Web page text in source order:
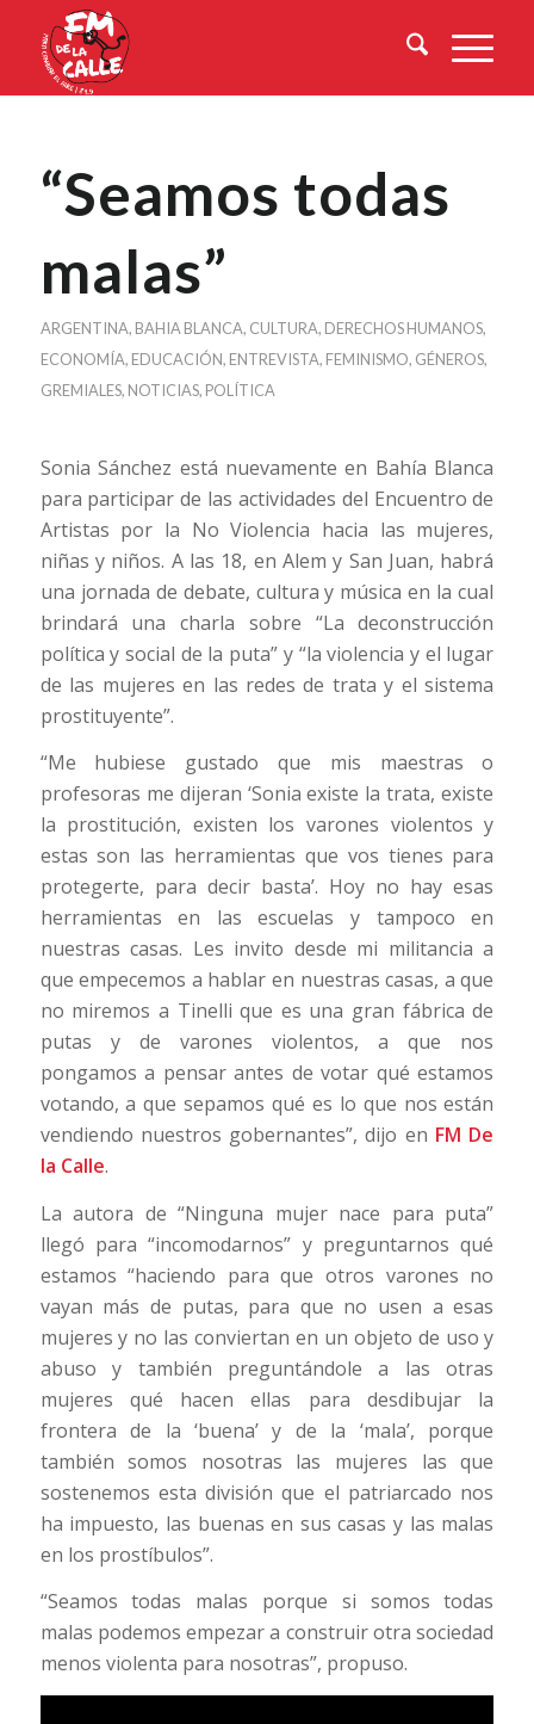
“Seamos todas
malas”
ARGENTINA, BAHIA BLANCA, CULTURA, DERECHOS HUMANOS,
ECONOMÍA, EDUCACIÓN, ENTREVISTA, FEMINISMO, GÉNEROS,
GREMIALES, NOTICIAS, POLÍTICA
Sonia Sánchez está nuevamente en Bahía Blanca
para participar de las actividades del Encuentro de
Artistas por la No Violencia hacia las mujeres,
niñas y niños. A las 18, en Alem y San Juan, habrá
una jornada de debate, cultura y música en la cual
brindará una charla sobre “La deconstrucción
política y social de la puta” y “la violencia y el lugar
de las mujeres en las redes de trata y el sistema
prostituyente”.
“Me hubiese gustado que mis maestras o
profesoras me dijeran ‘Sonia existe la trata, existe
la prostitución, existen los varones violentos y
estas son las herramientas que vos tienes para
protegerte, para decir basta’. Hoy no hay esas
herramientas en las escuelas y tampoco en
nuestras casas. Les invito desde mi militancia a
que empecemos a hablar en nuestras casas, a que
no miremos a Tinelli que es una gran fábrica de
putas y de varones violentos, a que nos
pongamos a pensar antes de votar qué estamos
votando, a que sepamos qué es lo que nos están
vendiendo nuestros gobernantes”, dijo en FM De
la Calle.
La autora de “Ninguna mujer nace para puta”
llegó para “incomodarnos” y preguntarnos qué
estamos “haciendo para que otros varones no
vayan más de putas, para que no usen a esas
mujeres y no las conviertan en un objeto de uso y
abuso y también preguntándole a las otras
mujeres qué hacen ellas para desdibujar la
frontera de la ‘buena’ y de la ‘mala’, porque
también somos nosotras las mujeres las que
sostenemos esta división que el patriarcado nos
ha impuesto, las buenas en sus casas y las malas
en los prostíbulos”.
“Seamos todas malas porque si somos todas
malas podemos empezar a construir otra sociedad
menos violenta para nosotras”, propuso.